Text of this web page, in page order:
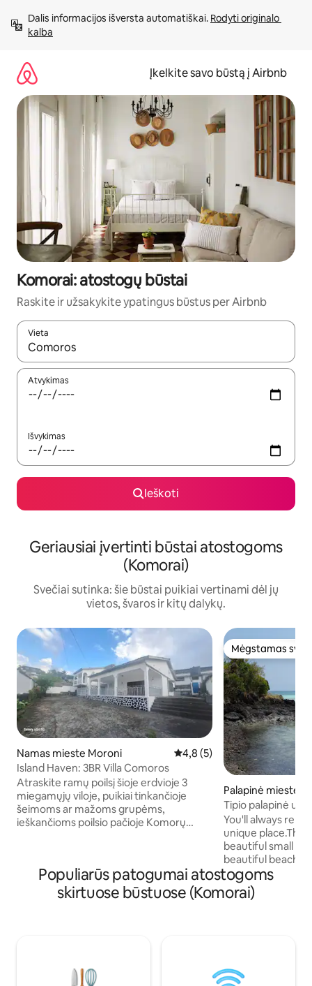
prie
turinio
Dalis informacijos išversta automatiškai. Rodyti originalo
kalba
Įkelkite savo būstą į Airbnb
Komorai: atostogų būstai
Raskite ir užsakykite ypatingus būstus per Airbnb
Vieta
Kai pasirodys paieškos rezultatai, juos naršyti galite
Atvykimas
Išvykimas
Ieškoti
Geriausiai įvertinti būstai atostogoms
(Komorai)
Svečiai sutinka: šie būstai puikiai vertinami dėl jų
vietos, švaros ir kitų dalykų.
Namas mieste Moroni Vidutinis įvertinimas: 4,8 iš
4,8 (5)
Island Haven: 3BR Villa Comoros
Atraskite ramų poilsį šioje erdvioje 3
miegamųjų viloje, puikiai tinkančioje
šeimoms ar mažoms grupėms,
ieškančioms poilsio pačioje Komorų
kambarys yra apgalvotai įrengtas, kad
būtų patogiau ir užtikrintų ramias naktis.
Ši rami vila, esanti vos už kelių minučių
prisiminimams.
Mėgstamas
Mėgstamas
Palapinė mieste
Tipio palapinė už
vandenyno.
You'll always
unique place.The
beautiful small
beautiful beaches
also swim right
Prophète or at
nearby. Walk to
admire the
+SMS + talk time,
Populiarūs patogumai atostogoms
skirtuose būstuose (Komorai)